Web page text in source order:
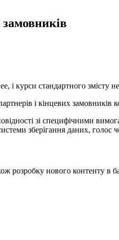
замовників
і курси стандартного змісту
і кінцевих замовників
зі специфічними
зберігання даних, голос
розробку нового контенту в